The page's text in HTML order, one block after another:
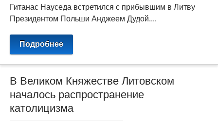
Гитанас Науседа встретился с прибывшим в Литву
Президентом Польши Анджеем Дудой....
Подробнее
В Великом Княжестве Литовском
началось распространение
католицизма